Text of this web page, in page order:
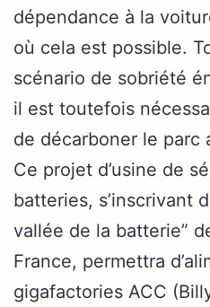
dépendance à la
où cela est possible.
scénario de sobriété
il est toutefois
de décarboner le parc
Ce projet d’usine de
batteries, s’inscrivant
vallée de la batterie”
France, permettra
gigafactories ACC